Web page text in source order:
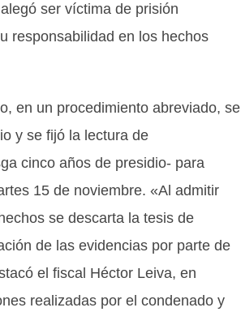
ser víctima de prisión
responsabilidad en los hechos
en un procedimiento abreviado, se
y se fijó la lectura de
cinco años de presidio- para
15 de noviembre. «Al admitir
se descarta la tesis de
de las evidencias por parte de
el fiscal Héctor Leiva, en
realizadas por el condenado y